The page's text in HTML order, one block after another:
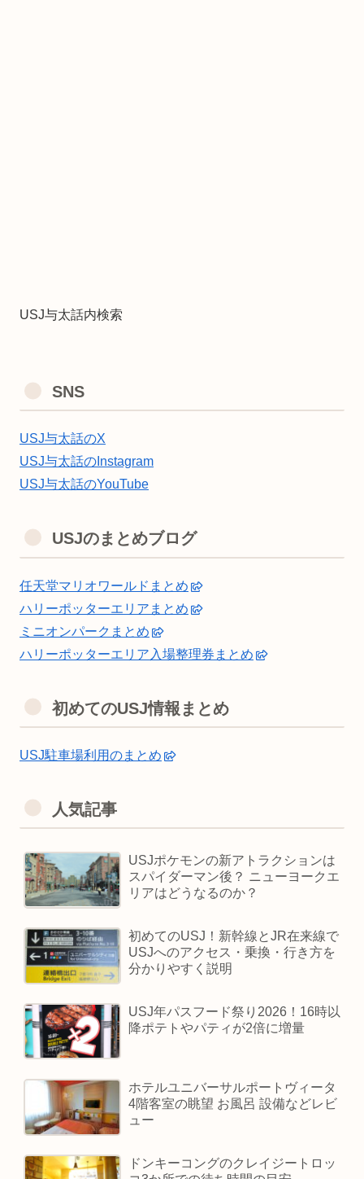
USJ与太話内検索
SNS
USJ与太話のX
USJ与太話のInstagram
USJ与太話のYouTube
USJのまとめブログ
任天堂マリオワールドまとめ
ハリーポッターエリアまとめ
ミニオンパークまとめ
ハリーポッターエリア入場整理券まとめ
初めてのUSJ情報まとめ
USJ駐車場利用のまとめ
人気記事
USJポケモンの新アトラクションは
スパイダーマン後？ ニューヨークエ
リアはどうなるのか？
初めてのUSJ！新幹線とJR在来線で
USJへのアクセス・乗換・行き方を
分かりやすく説明
USJ年パスフード祭り2026！16時以
降ポテトやパティが2倍に増量
ホテルユニバーサルポートヴィータ
4階客室の眺望 お風呂 設備などレビ
ュー
ドンキーコングのクレイジートロッ